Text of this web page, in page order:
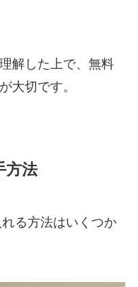
解した上で、無料
大切です。
方法
る方法はいくつか